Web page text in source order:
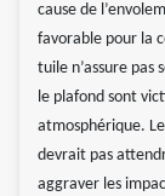
cause de
favorable pour la
tuile n’assure pas
le plafond sont
atmosphérique.
devrait pas
aggraver les